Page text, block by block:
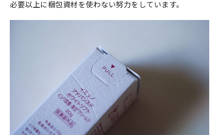
必要以上に梱包資材を使わない努力をしています。